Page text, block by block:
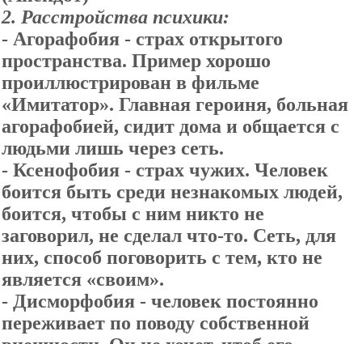
2. Расстройства психики:
- Агорафобия - страх открытого
пространства. Пример хорошо
проиллюстрирован в фильме
«Имитатор». Главная героиня, больная
агорафобией, сидит дома и общается с
людьми лишь через сеть.
- Ксенофобия - страх чужих. Человек
боится быть среди незнакомых людей,
боится, чтобы с ним никто не
заговорил, не сделал что-то. Сеть, для
них, способ поговорить с тем, кто не
является «своим».
- Дисморфобия - человек постоянно
переживает по поводу собственной